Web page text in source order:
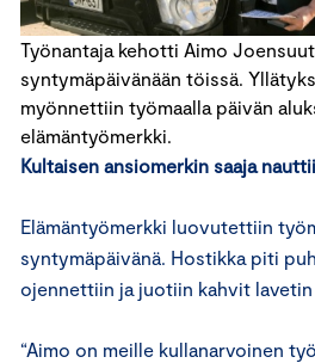
Työnantaja kehotti Aimo
syntymäpäivänään töissä.
myönnettiin työmaalla päivän
elämäntyömerkki.
Kultaisen ansiomerkin saaja
Elämäntyömerkki luovutettiin
syntymäpäivänä. Hostikka piti
ojennettiin ja juotiin kahvit lavetin
“Aimo on meille kullanarvoinen